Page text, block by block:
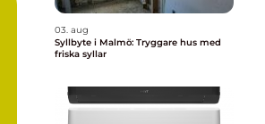
03. aug
Syllbyte i Malmö: Tryggare hus med
friska syllar